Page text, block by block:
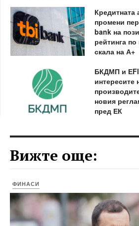
Кредитната
промени
bank на
рейтинга
скала на А+
БКДМП и
интересите
новия
пред ЕК
Вижте още:
ФИНАСИ